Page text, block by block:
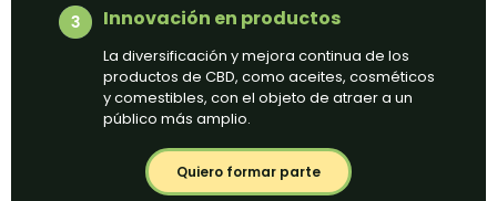
Innovación en productos
La diversificación y mejora continua de los
productos de CBD, como aceites, cosméticos
y comestibles, con el objeto de atraer a un
público más amplio.
Quiero formar parte